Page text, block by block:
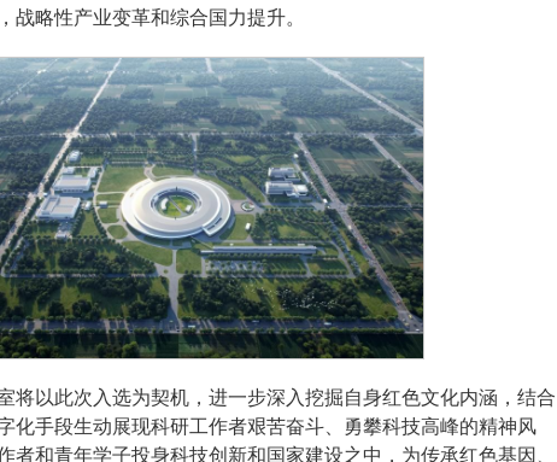
战略性产业变革和综合国力提升。
将以此次入选为契机，进一步深入挖掘自身红色文化内涵，结合
化手段生动展现科研工作者艰苦奋斗、勇攀科技高峰的精神风
者和青年学子投身科技创新和国家建设之中，为传承红色基因、